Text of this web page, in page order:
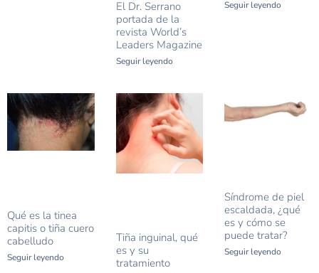
El Dr. Serrano
portada de la
revista World’s
Leaders Magazine
Seguir leyendo
Seguir leyendo
Qué es la tinea
capitis o tiña cuero
cabelludo
Seguir leyendo
Tiña inguinal, qué
es y su
tratamiento
Síndrome de piel
escaldada, ¿qué
es y cómo se
puede tratar?
Seguir leyendo